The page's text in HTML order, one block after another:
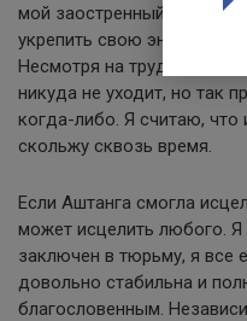
мой заостренный камень.
укрепить свою энергию и
Несмотря на трудности, я
никуда не уходит, но так
когда-либо. Я считаю, что
скольжу сквозь время.
Если Аштанга смогла
может исцелить любого.
заключен в тюрьму, я все
довольно стабильна и
благословенным.